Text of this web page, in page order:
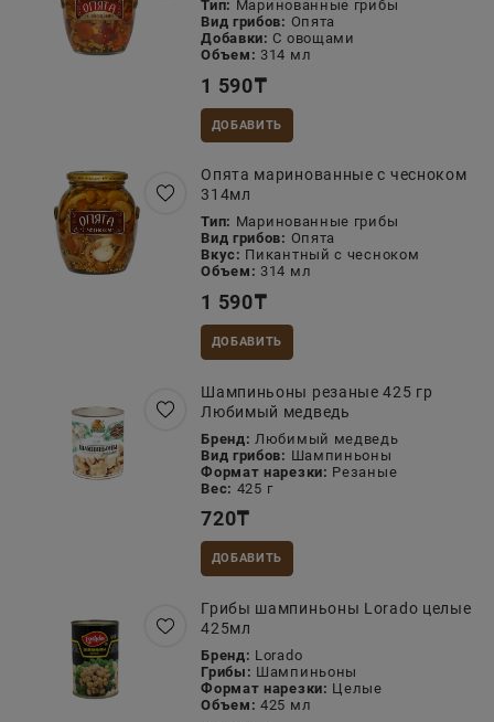
Тип: Маринованные грибы
Вид грибов: Опята
Добавки: С овощами
Объем: 314 мл
1 590₸
ДОБАВИТЬ
Опята маринованные с чесноком
314мл
Тип: Маринованные грибы
Вид грибов: Опята
Вкус: Пикантный с чесноком
Объем: 314 мл
1 590₸
ДОБАВИТЬ
Шампиньоны резаные 425 гр
Любимый медведь
Бренд: Любимый медведь
Вид грибов: Шампиньоны
Формат нарезки: Резаные
Вес: 425 г
720₸
ДОБАВИТЬ
Грибы шампиньоны Lorado целые
425мл
Бренд: Lorado
Грибы: Шампиньоны
Формат нарезки: Целые
Объем: 425 мл